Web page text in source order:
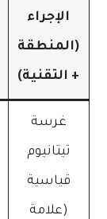
الإجراء
(المنطقة
+ التقنية)
غرسة
تيتانيوم
قياسية
(علامة